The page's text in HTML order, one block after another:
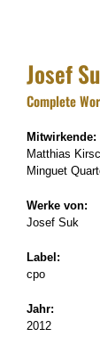
Josef
Complete
Mitwirkende:
Matthias
Minguet
Werke von:
Josef Suk
Label:
cpo
Jahr:
2012